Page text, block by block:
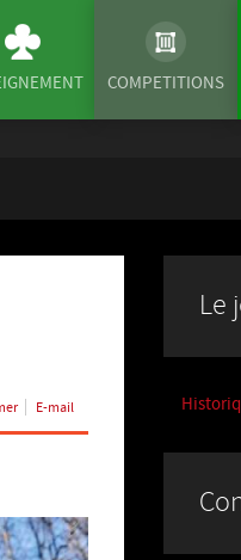
COMPETITIONS
E-mail
Le